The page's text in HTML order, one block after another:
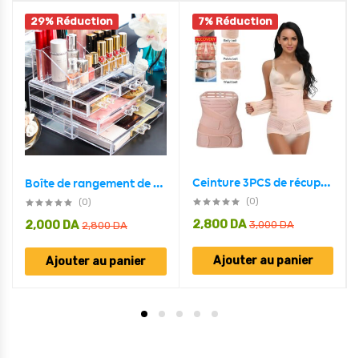
29% Réduction
Boîte de rangement de maquillage acrylique avec 3 tiroirs
(0)
2,800DA
2,000 DA
Ajouter au panier
7% Réduction
Ceinture 3PCS de récupération du corps apres l’accouchement – حزام استعادة الجسم بعد الولادة مكون من 3 قطع
(0)
3,000DA
2,800 DA
Ajouter au panier